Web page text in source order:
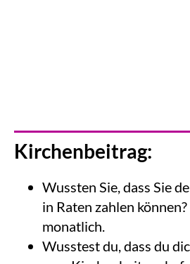
Kirchenbeitrag:
Wussten Sie, dass Sie
in Raten zahlen
monatlich.
Wusstest du, dass du